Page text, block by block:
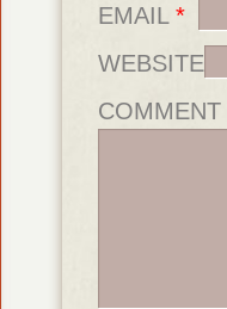
EMAIL *
WEBSITE
COMMENT